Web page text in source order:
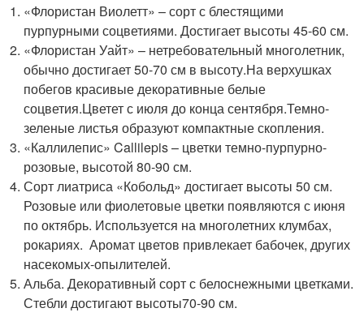
«Флористан Виолетт» – сорт с блестящими
пурпурными соцветиями. Достигает высоты 45-60 см.
«Флористан Уайт» – нетребовательный многолетник,
обычно достигает 50-70 см в высоту.На верхушках
побегов красивые декоративные белые
соцветия.Цветет с июля до конца сентября.Темно-
зеленые листья образуют компактные скопления.
«Каллилепис» Callilepis – цветки темно-пурпурно-
розовые, высотой 80-90 см.
Сорт лиатриса «Кобольд» достигает высоты 50 см.
Розовые или фиолетовые цветки появляются с июня
по октябрь. Используется на многолетних клумбах,
рокариях. Аромат цветов привлекает бабочек, других
насекомых-опылителей.
Альба. Декоративный сорт с белоснежными цветками.
Стебли достигают высоты70-90 см.